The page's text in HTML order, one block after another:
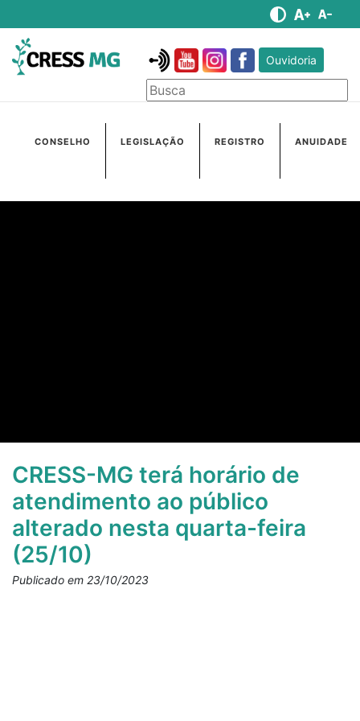
Ouvidoria
CONSELHO LEGISLAÇÃO REGISTRO ANUIDADE
CRESS-MG terá horário de
atendimento ao público
alterado nesta quarta-feira
(25/10)
Publicado em 23/10/2023